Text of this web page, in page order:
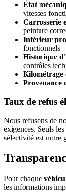
État
vitesses
Carrosserie
peinture
Intérieur
fonctionnels
Historique
contrôles
Kilométrage
Provenance
Taux de refus
Nous refusons de
exigences. Seuls
sélectivité est notre
Pour chaque
les informations